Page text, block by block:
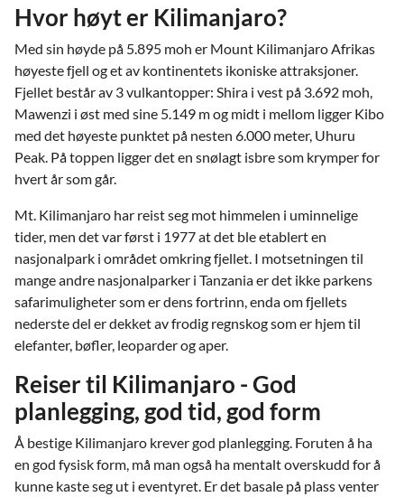
Hvor høyt er Kilimanjaro?
Med sin høyde på 5.895 moh er Mount Kilimanjaro Afrikas
høyeste fjell og et av kontinentets ikoniske attraksjoner.
Fjellet består av 3 vulkantopper: Shira i vest på 3.692 moh,
Mawenzi i øst med sine 5.149 m og midt i mellom ligger Kibo
med det høyeste punktet på nesten 6.000 meter, Uhuru
Peak. På toppen ligger det en snølagt isbre som krymper for
hvert år som går.
Mt. Kilimanjaro har reist seg mot himmelen i uminnelige
tider, men det var først i 1977 at det ble etablert en
nasjonalpark i området omkring fjellet. I motsetningen til
mange andre nasjonalparker i Tanzania er det ikke parkens
safarimuligheter som er dens fortrinn, enda om fjellets
nederste del er dekket av frodig regnskog som er hjem til
elefanter, bøfler, leoparder og aper.
Reiser til Kilimanjaro - God
planlegging, god tid, god form
Å bestige Kilimanjaro krever god planlegging. Foruten å ha
en god fysisk form, må man også ha mentalt overskudd for å
kunne kaste seg ut i eventyret. Er det basale på plass venter